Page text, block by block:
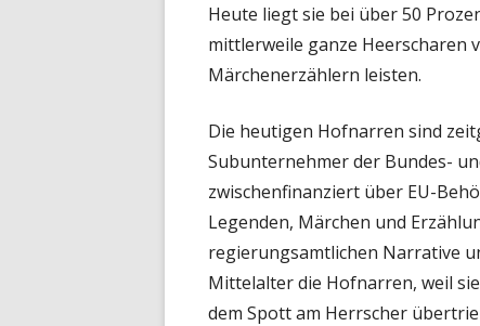
Heute liegt sie bei über 50
mittlerweile ganze
Märchenerzählern leisten.
Die heutigen Hofnarren sind
Subunternehmer der Bundes-
zwischenfinanziert über EU-
Legenden, Märchen und
regierungsamtlichen Narrative
Mittelalter die Hofnarren, weil
dem Spott am Herrscher